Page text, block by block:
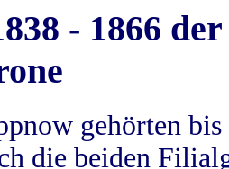
- 1866
gehörten
die beiden